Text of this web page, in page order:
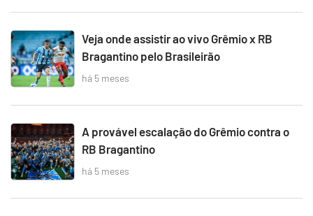
Veja onde assistir ao vivo Grêmio x RB
Bragantino pelo Brasileirão
há 5 meses
A provável escalação do Grêmio contra o
RB Bragantino
há 5 meses